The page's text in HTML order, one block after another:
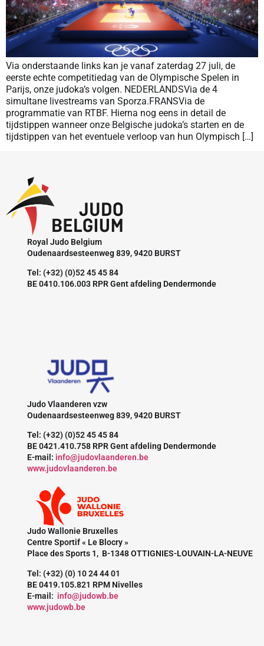
Via onderstaande links kan je vanaf zaterdag 27 juli, de
eerste echte competitiedag van de Olympische Spelen in
Parijs, onze judoka’s volgen. NEDERLANDSVia de 4
simultane livestreams van Sporza.FRANSVia de
programmatie van RTBF. Hierna nog eens in detail de
tijdstippen wanneer onze Belgische judoka’s starten en de
tijdstippen van het eventuele verloop van hun Olympisch […]
Royal Judo Belgium
Oudenaardsesteenweg 839, 9420 BURST
Tel: (+32) (0)52 45 45 84
BE 0410.106.003 RPR Gent afdeling Dendermonde
Judo Vlaanderen vzw
Oudenaardsesteenweg 839, 9420 BURST
Tel: (+32) (0)52 45 45 84
BE 0421.410.758 RPR Gent afdeling Dendermonde
E-mail: info@judovlaanderen.be
www.judovlaanderen.be
Judo Wallonie Bruxelles
Centre Sportif « Le Blocry »
Place des Sports 1, B-1348 OTTIGNIES-LOUVAIN-LA-NEUVE
Tel: (+32) (0) 10 24 44 01
BE 0419.105.821 RPM Nivelles
E-mail: info@judowb.be
www.judowb.be